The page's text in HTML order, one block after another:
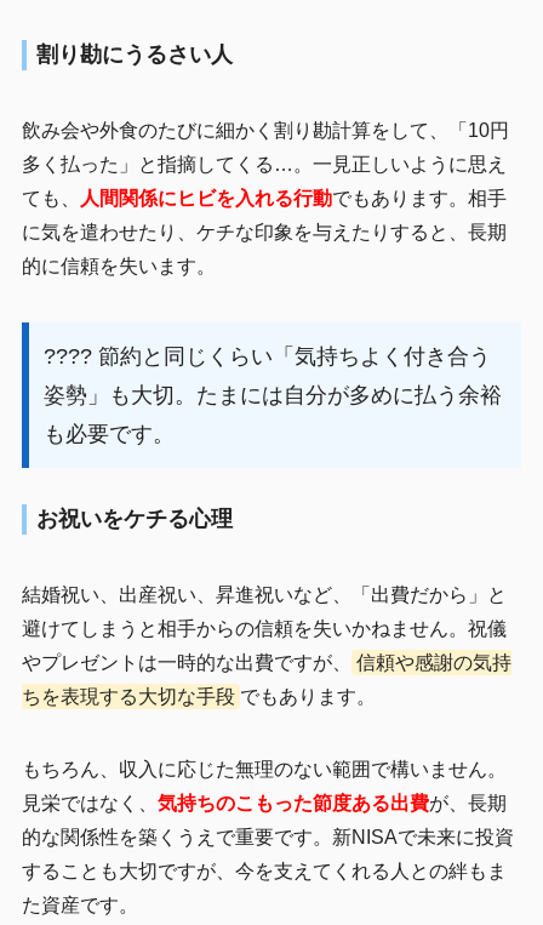
割り勘にうるさい人
飲み会や外食のたびに細かく割り勘計算をして、「10円
多く払った」と指摘してくる…。一見正しいように思え
ても、
人間関係にヒビを入れる行動でもあります。相手
に気を遣わせたり、ケチな印象を与えたりすると、長期
的に信頼を失います。
???? 節約と同じくらい「気持ちよく付き合う
姿勢」も大切。たまには自分が多めに払う余裕
も必要です。
お祝いをケチる心理
結婚祝い、出産祝い、昇進祝いなど、「出費だから」と
避けてしまうと相手からの信頼を失いかねません。祝儀
やプレゼントは一時的な出費ですが、
信頼や感謝の気持
ちを表現する大切な手段 でもあります。
もちろん、収入に応じた無理のない範囲で構いません。
見栄ではなく、 気持ちのこもった節度ある出費が、長期
的な関係性を築くうえで重要です。新NISAで未来に投資
することも大切ですが、今を支えてくれる人との絆もま
た資産です。